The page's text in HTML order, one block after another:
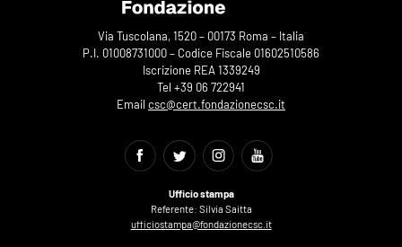
Via Tuscolana, 1520 – 00173 Roma – Italia
P.I. 01008731000 – Codice Fiscale 01602510586
Iscrizione REA 1339249
Tel +39 06 722941
Email csc@cert.fondazionecsc.it
Ufficio stampa
Referente: Silvia Saitta
ufficiostampa@fondazionecsc.it